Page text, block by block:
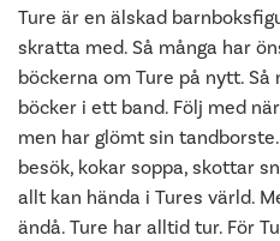
Ture är en älskad
skratta med. Så många har
böckerna om Ture på nytt.
böcker i ett band. Följ med
men har glömt sin
­besök, kokar soppa, skottar
allt kan hända i Tures värld.
ändå. Ture har alltid tur. För